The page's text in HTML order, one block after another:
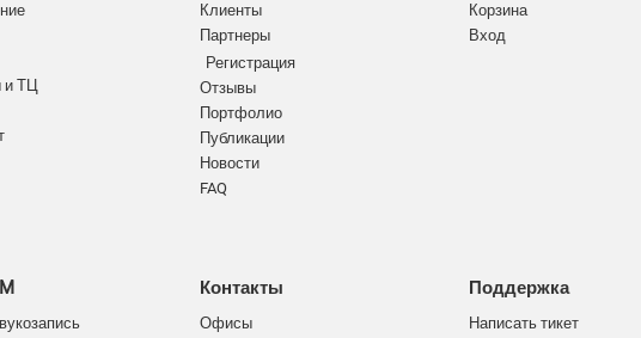
и ТЦ
Клиенты
Партнеры
Регистрация
Отзывы
Портфолио
Публикации
Новости
FAQ
Контакты
Офисы
Корзина
Вход
Поддержка
Написать тикет